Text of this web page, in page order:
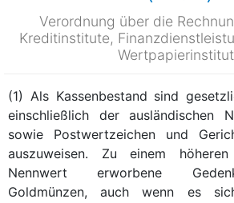
Verordnung über die
Kreditinstitute,
(1) Als Kassenbestand sind
einschließlich der ausländischen
sowie Postwertzeichen und
auszuweisen. Zu einem
Nennwert erworbene
Goldmünzen, auch wenn es